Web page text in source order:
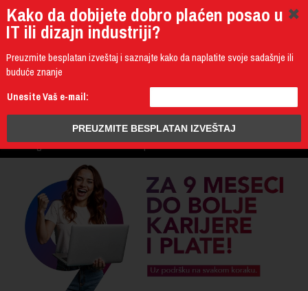
Kako da dobijete dobro plaćen posao u
IT ili dizajn industriji?
Preuzmite besplatan izveštaj i saznajte kako da naplatite svoje sadašnje ili
buduće znanje
Unesite Vaš e-mail: 011 4011 200
UPIS
ŠTA DOBIJATE
UČENJE NA DALJINU
DIPLOME I SERTIFIKATI
O IT AKADEMIJI
Programming Administration
3D Design & CAD
Mobile Development